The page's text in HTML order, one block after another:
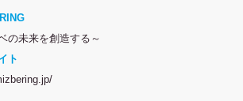
の未来を創造する～
ト